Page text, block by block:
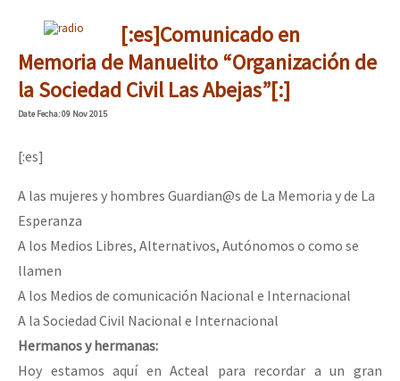
[:es]Comunicado en
Memoria de Manuelito “Organización de
la Sociedad Civil Las Abejas”[:]
DateFecha: 09 Nov 2015
[:es]
A las mujeres y hombres Guardian@s de La Memoria y de La
Esperanza
A los Medios Libres, Alternativos, Autónomos o como se
llamen
A los Medios de comunicación Nacional e Internacional
A la Sociedad Civil Nacional e Internacional
Hermanos y hermanas:
Hoy estamos aquí en Acteal para recordar a un gran